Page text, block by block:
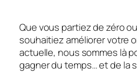
Que vous partiez de zéro
souhaitiez améliorer votre
actuelle, nous sommes là
gagner du temps… et de la